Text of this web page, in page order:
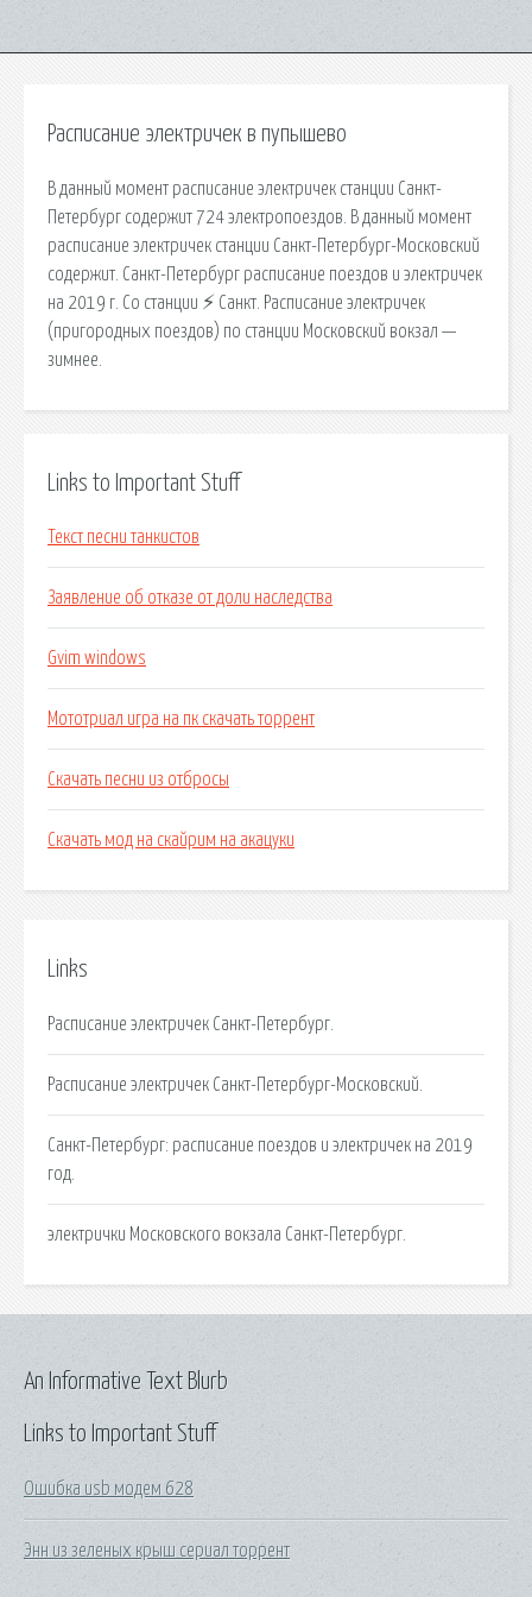
Расписание электричек в пупышево
В данный момент расписание электричек станции Санкт-
Петербург содержит 724 электропоездов. В данный момент
расписание электричек станции Санкт-Петербург-Московский
содержит. Санкт-Петербург расписание поездов и электричек
на 2019 г. Со станции ⚡ Санкт. Расписание электричек
(пригородных поездов) по станции Московский вокзал —
зимнее.
Links to Important Stuff
Текст песни танкистов
Заявление об отказе от доли наследства
Gvim windows
Мототриал игра на пк скачать торрент
Скачать песни из отбросы
Скачать мод на скайрим на акацуки
Links
Расписание электричек Санкт-Петербург.
Расписание электричек Санкт-Петербург-Московский.
Санкт-Петербург: расписание поездов и электричек на 2019
год.
электрички Московского вокзала Санкт-Петербург.
Links to Important Stuff
Ошибка usb модем 628
Энн из зеленых крыш сериал торрент
An Informative Text Blurb